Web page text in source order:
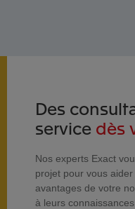
Des
service dès
Nos experts Exact
projet pour vous
avantages de votre
à leurs